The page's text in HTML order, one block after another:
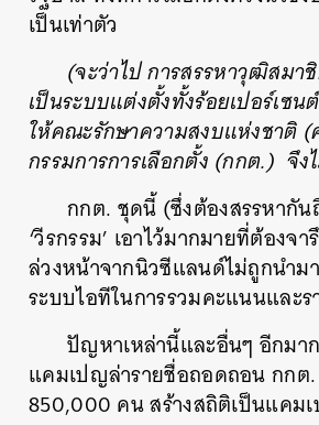
เป็นเท่าตัว
(จะว่าไป การสรรหาวุฒิสม
เป็นระบบแต่งตั้งทั้งร้อยเปอร์เซ
ให้คณะรักษาความสงบแห่งชาติ
กรรมการการเลือกตั้ง (กกต.) จึ
กกต. ชุดนี้ (ซึ่งต้องสรรหากัน
‘วีรกรรม’ เอาไว้มากมายที่ต้อง
ล่วงหน้าจากนิวซีแลนด์ไม่ถูกนำ
ระบบไอทีในการรวมคะแนนและ
ปัญหาเหล่านี้และอื่นๆ อีกมา
แคมเปญล่ารายชื่อถอดถอน กกต
850,000 คน สร้างสถิติเป็นแค